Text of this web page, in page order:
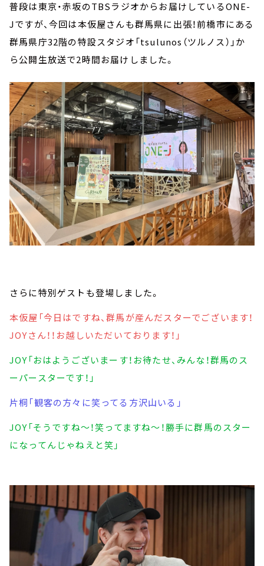
普段は東京・赤坂のTBSラジオからお届けしているONE-
Jですが、今回は本仮屋さんも群馬県に出張！前橋市にある
群馬県庁32階の特設スタジオ「tsulunos（ツルノス）」か
ら公開生放送で2時間お届けしました。
さらに特別ゲストも登場しました。
本仮屋「今日はですね、群馬が産んだスターでございます！
JOYさん！！お越しいただいております！」
JOY「おはようございまーす！お待たせ、みんな！群馬のス
ーパースターです！」
片桐「観客の方々に笑ってる方沢山いる」
JOY「そうですね～！笑ってますね～！勝手に群馬のスター
になってんじゃねえと笑」